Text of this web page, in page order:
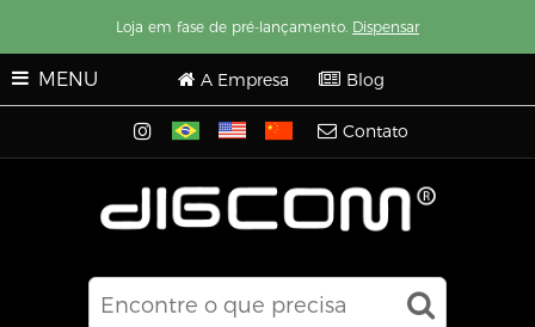
Loja em fase de pré-lançamento. Dispensar
MENU A Empresa Blog
Contato